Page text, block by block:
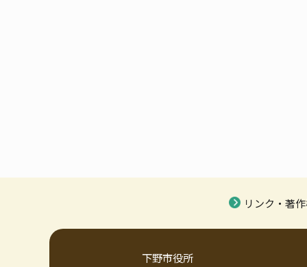
リンク・著
下野市役所